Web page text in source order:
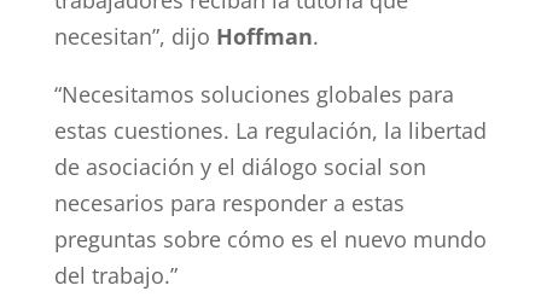
necesitan”, dijo Hoffman.
“Necesitamos soluciones globales para
estas cuestiones. La regulación, la libertad
de asociación y el diálogo social son
necesarios para responder a estas
preguntas sobre cómo es el nuevo mundo
del trabajo.”